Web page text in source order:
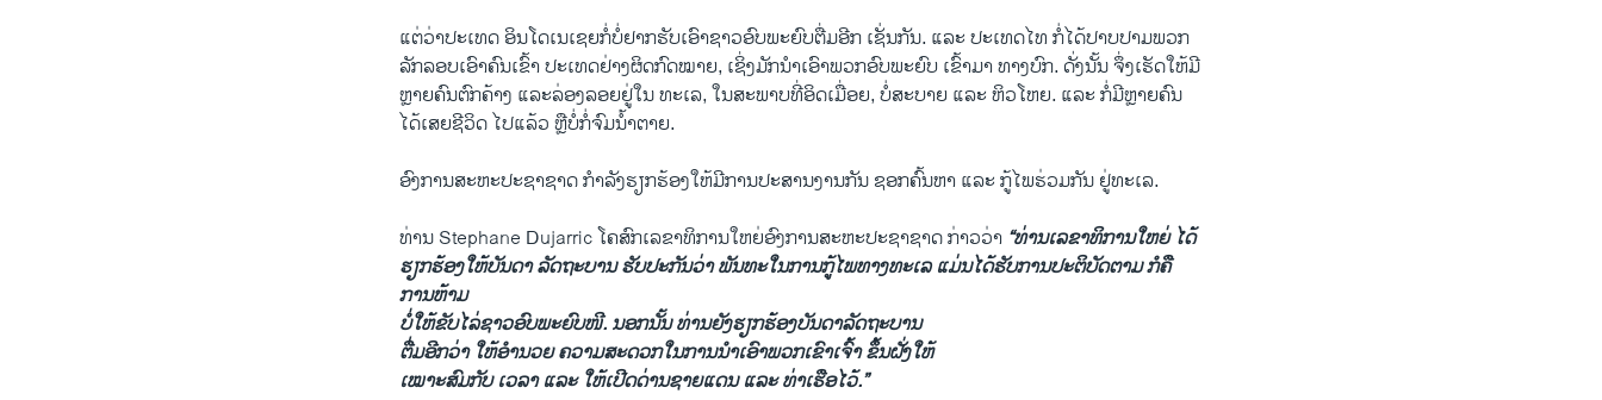
ແຕ່ວ່າປະເທດ ອິນໂດເນເຊຍກໍ່ບໍ່ຢາກຮັບເອົາຊາວອົບພະຍົບຕື່ມ​ອີກ ເຊັ່ນກັນ. ແລະ ປະເທດໄທ ກໍ່ໄດ້ປາບປາມພວກ
ລັກລອບ​ເອົາຄົນເຂົ້າ ປະເທດຢ່າງຜິດກົດໝາຍ, ເຊິ່ງມັກນຳເອົາພວກອົບພະຍົບ ເຂົ້າມາ ທາງບົກ. ດັ່ງນັ້ນ ຈຶ່ງເຮັດໃຫ້ມີ
ຫຼາຍຄົນຕົກ​ຄ້າງ​ ແລະລ່ອງລອຍຢູ່ໃນ ທະເລ, ​ໃນ​ສະພາບ​ທີ່ອິດເມື່ອຍ, ບໍ່ສະບາຍ ແລະ ຫິວໂຫຍ. ແລະ ກໍ່ມີຫຼາຍຄົນ
ໄດ້ເສຍຊີວິດ ໄປແລ້ວ ຫຼືບໍ່ກໍ່ຈົມນ້ຳຕາຍ.
ອົງການສະຫະປະຊາຊາດ ກຳລັງຮຽກຮ້ອງໃຫ້ມີການປະສານ​ງານ​ກັນ ຊອກຄົ້ນຫາ ແລະ ກູ້ໄພຮ່ວມກັນ ຢູ່ທະເລ.
ທ່ານ Stephane Dujarric ​ໂຄສົກ​ເລຂາທິການ​ໃຫຍ່​ອົງການ​ສະຫະ​ປະຊາ​ຊາດ ກ່າວ​ວ່າ “ທ່ານເລຂາທິການໃຫຍ່ ໄດ້
ຮຽກຮ້ອງໃຫ້ບັນດາ ລັດຖະບານ ຮັບປະກັນວ່າ ພັນທະໃນການກູ້ໄພທາງທະເລ ແມ່ນ​ໄດ້​ຮັບ​ການ​ປະຕິບັດ​ຕາມ ກໍ​ຄື
ການຫ້າມ
ບໍ່ໃຫ້ຂັບໄລ່ຊາວອົບພະຍົບໜີ. ນອກ​ນັ້ນ ທ່ານ​ຍັງຮຽກຮ້ອງບັນດາລັດຖະບານ
ຕື່ມອີກວ່າ ໃຫ້ອຳນວຍ ຄວາມສະດວກໃນການນຳ​ເອົາພວກເຂົາ​ເຈົ້າ ຂຶ້ນຝັ່ງໃຫ້
ເໝາະສົມກັບ ເວລາ ແລະ ໃຫ້ເປີດດ່ານຊາຍແດນ ແລະ ທ່າເຮືອໄວ້.”